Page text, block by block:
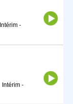
Intérim -
Intérim -